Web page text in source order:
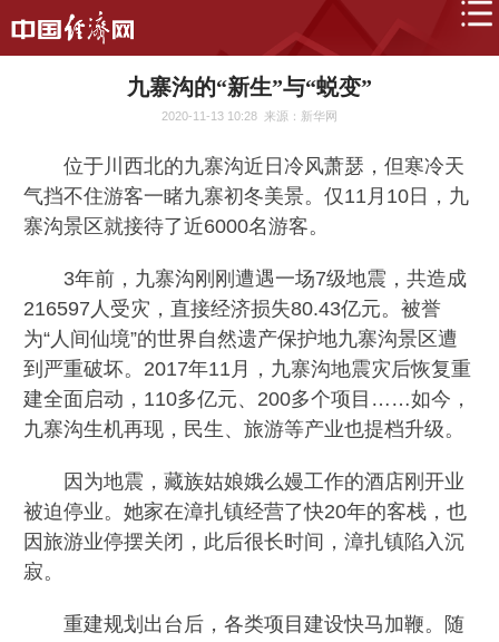
九寨沟的“新生”与“蜕变”
2020-11-13 10:28 来源：新华网
位于川西北的九寨沟近日冷风萧瑟，但寒冷天
气挡不住游客一睹九寨初冬美景。仅11月10日，九
寨沟景区就接待了近6000名游客。
3年前，九寨沟刚刚遭遇一场7级地震，共造成
216597人受灾，直接经济损失80.43亿元。被誉
为“人间仙境”的世界自然遗产保护地九寨沟景区遭
到严重破坏。2017年11月，九寨沟地震灾后恢复重
建全面启动，110多亿元、200多个项目……如今，
九寨沟生机再现，民生、旅游等产业也提档升级。
因为地震，藏族姑娘娥么嫚工作的酒店刚开业
被迫停业。她家在漳扎镇经营了快20年的客栈，也
因旅游业停摆关闭，此后很长时间，漳扎镇陷入沉
寂。
重建规划出台后，各类项目建设快马加鞭。随